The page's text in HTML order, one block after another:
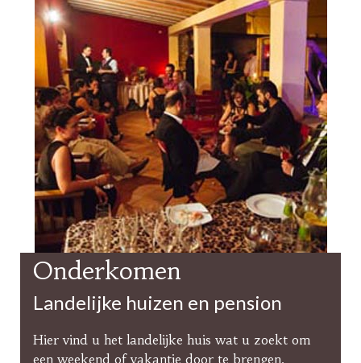
Onderkomen
Landelijke huizen en pension
Hier vind u het landelijke huis wat u zoekt om
een weekend of vakantie door te brengen.